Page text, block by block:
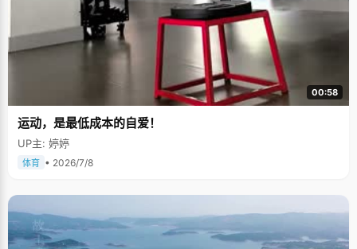
00:58
运动，是最低成本的自爱！
UP主: 婷婷
体育 • 2026/7/8